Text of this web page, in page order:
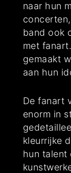
naar hun
band ook
met
gemaakt
aan hun
De fanart
enorm in
kleurrijke
hun